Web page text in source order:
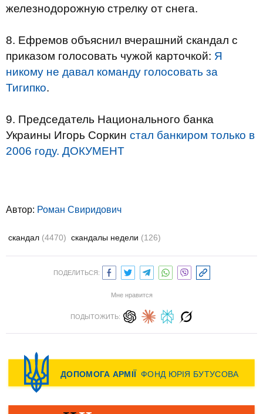
железнодорожную стрелку от снега.
8. Ефремов объяснил вчерашний скандал с
приказом голосовать чужой карточкой: Я
никому не давал команду голосовать за
Тигипко.
9. Председатель Национального банка
Украины Игорь Соркин стал банкиром только в
2006 году. ДОКУМЕНТ
Автор: Роман Свиридович
скандал (4470) скандалы недели (126)
ПОДЕЛИТЬСЯ:
Мне нравится
ПОДЫТОЖИТЬ: